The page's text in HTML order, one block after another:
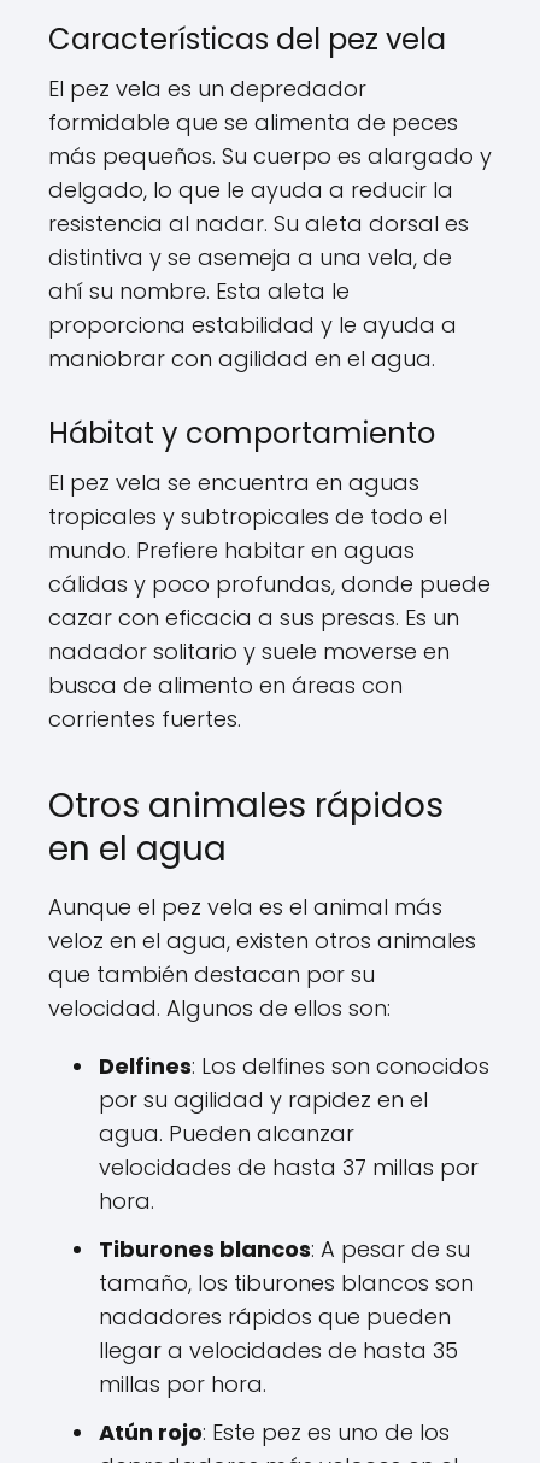
Características del pez vela
El pez vela es un depredador
formidable que se alimenta de peces
más pequeños. Su cuerpo es alargado y
delgado, lo que le ayuda a reducir la
resistencia al nadar. Su aleta dorsal es
distintiva y se asemeja a una vela, de
ahí su nombre. Esta aleta le
proporciona estabilidad y le ayuda a
maniobrar con agilidad en el agua.
Hábitat y comportamiento
El pez vela se encuentra en aguas
tropicales y subtropicales de todo el
mundo. Prefiere habitar en aguas
cálidas y poco profundas, donde puede
cazar con eficacia a sus presas. Es un
nadador solitario y suele moverse en
busca de alimento en áreas con
corrientes fuertes.
Otros animales rápidos
en el agua
Aunque el pez vela es el animal más
veloz en el agua, existen otros animales
que también destacan por su
velocidad. Algunos de ellos son:
Delfines: Los delfines son conocidos
por su agilidad y rapidez en el
agua. Pueden alcanzar
velocidades de hasta 37 millas por
hora.
Tiburones blancos: A pesar de su
tamaño, los tiburones blancos son
nadadores rápidos que pueden
llegar a velocidades de hasta 35
millas por hora.
Atún rojo: Este pez es uno de los